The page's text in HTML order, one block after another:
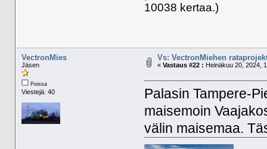
10038 kertaa.)
VectronMies
Jäsen
Poissa
Viestejä: 40
Vs: VectronMiehen
« Vastaus #22 : Heinäkuu 20, 2024,
Palasin Tampere-
maisemoin
välin maisemaa.